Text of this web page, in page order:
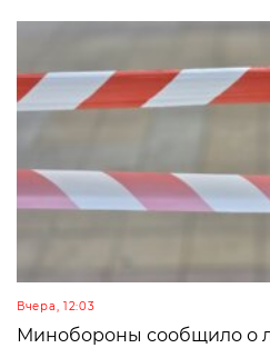
Вчера, 12:03
Минобороны сообщило о